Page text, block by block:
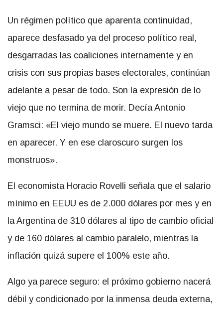
Un régimen político que aparenta continuidad,
aparece desfasado ya del proceso político real,
desgarradas las coaliciones internamente y en
crisis con sus propias bases electorales, continúan
adelante a pesar de todo. Son la expresión de lo
viejo que no termina de morir. Decía Antonio
Gramsci: «El viejo mundo se muere. El nuevo tarda
en aparecer. Y en ese claroscuro surgen los
monstruos».
El economista Horacio Rovelli señala que el salario
mínimo en EEUU es de 2.000 dólares por mes y en
la Argentina de 310 dólares al tipo de cambio oficial
y de 160 dólares al cambio paralelo, mientras la
inflación quizá supere el 100% este año.
Algo ya parece seguro: el próximo gobierno nacerá
débil y condicionado por la inmensa deuda externa,